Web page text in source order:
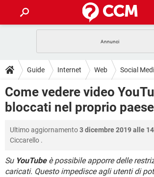
INTRATTENIMENTO ANDROID
iOS WINDOWS 10
INSTAGRAM WHATSAPP
HARDWARE
GUIDE
COVID-19
INTRATTENIMENTO ANDROID
WINDOWS 10
INSTAGRAM WHATSAPP
HARDWARE
DOWNLOAD
COVID-19 GAMING
iOS
INSTAGRAM WHATSAPP
TIKTOK FACEBOOK
FORUM
COVID-19 GAMING
iOS WINDOWS 10
GLOSSARIO
COVID-19 GAMING
INTRATTENIMENTO ANDROID
Guide Internet Web Social
Come vedere video
bloccati nel proprio paese
Ultimo aggiornamento3 dicembre 2019 alle
Ciccarello .
Su YouTubeè possibile apporre delle
caricati. Questo impedisce agli utenti di